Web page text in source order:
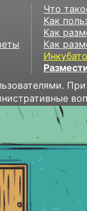
Что
Как
Как
Как